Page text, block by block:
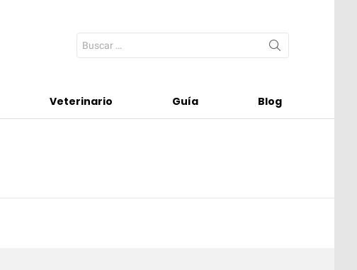
Search
for:
Veterinario Guía Blog